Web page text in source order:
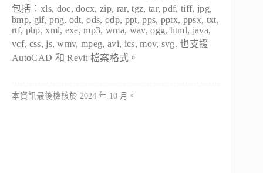
包括：xls, doc, docx, zip, rar, tgz, tar, pdf, tiff, jpg,
bmp, gif, png, odt, ods, odp, ppt, pps, pptx, ppsx, txt,
rtf, php, xml, exe, mp3, wma, wav, ogg, html, java,
vcf, css, js, wmv, mpeg, avi, ics, mov, svg. 也支援
AutoCAD 和 Revit 檔案格式。
本資訊最後檢核於 2024 年 10 月。